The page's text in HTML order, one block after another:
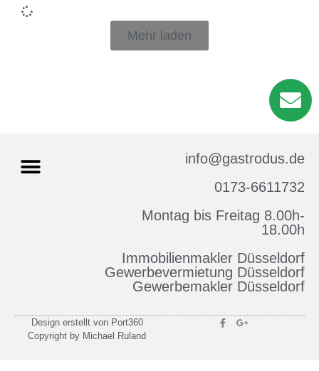
Mehr laden
info@gastrodus.de
0173-6611732
Montag bis Freitag 8.00h-
18.00h
Immobilienmakler Düsseldorf
Gewerbevermietung Düsseldorf
Gewerbemakler Düsseldorf
Design erstellt von Port360
Copyright by Michael Ruland